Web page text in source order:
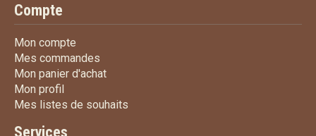
Compte
Mon compte
Mes commandes
Mon panier d'achatMon panier d'achat
Mon profil
Mes listes de souhaits
Services